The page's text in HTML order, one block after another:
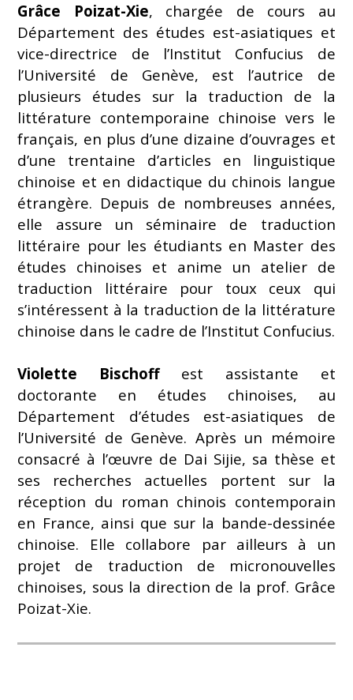
Grâce Poizat-Xie, chargée de cours au
Département des études est-asiatiques et
vice-directrice de l’Institut Confucius de
l’Université de Genève, est l’autrice de
plusieurs études sur la traduction de la
littérature contemporaine chinoise vers le
français, en plus d’une dizaine d’ouvrages et
d’une trentaine d’articles en linguistique
chinoise et en didactique du chinois langue
étrangère. Depuis de nombreuses années,
elle assure un séminaire de traduction
littéraire pour les étudiants en Master des
études chinoises et anime un atelier de
traduction littéraire pour toux ceux qui
s’intéressent à la traduction de la littérature
chinoise dans le cadre de l’Institut Confucius.
Violette Bischoffest assistante et
doctorante en études chinoises, au
Département d’études est-asiatiques de
l’Université de Genève. Après un mémoire
consacré à l’œuvre de Dai Sijie, sa thèse et
ses recherches actuelles portent sur la
réception du roman chinois contemporain
en France, ainsi que sur la bande-dessinée
chinoise. Elle collabore par ailleurs à un
projet de traduction de micronouvelles
chinoises, sous la direction de la prof. Grâce
Poizat-Xie.